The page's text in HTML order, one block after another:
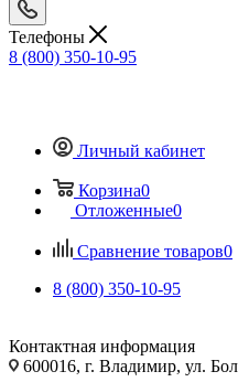
Телефоны
8 (800) 350-10-95
Личный кабинет
Корзина0
Отложенные0
Сравнение товаров0
8 (800) 350-10-95
Контактная информация
600016, г. Владимир, ул.